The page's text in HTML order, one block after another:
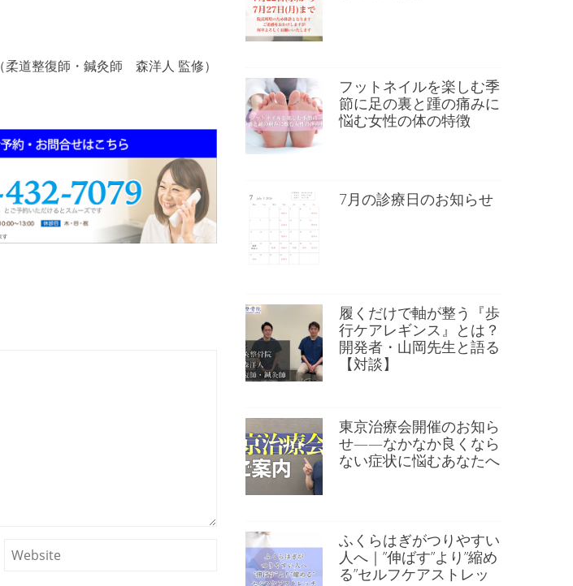
（柔道整復師・鍼灸師 森洋人 監修）
フットネイルを楽しむ季
節に足の裏と踵の痛みに
悩む女性の体の特徴
7月の診療日のお知らせ
履くだけで軸が整う『歩
行ケアレギンス』とは？
開発者・山岡先生と語る
【対談】
東京治療会開催のお知ら
せ——なかなか良くなら
ない症状に悩むあなたへ
ふくらはぎがつりやすい
人へ｜”伸ばす”より”縮め
る”セルフケアストレッ